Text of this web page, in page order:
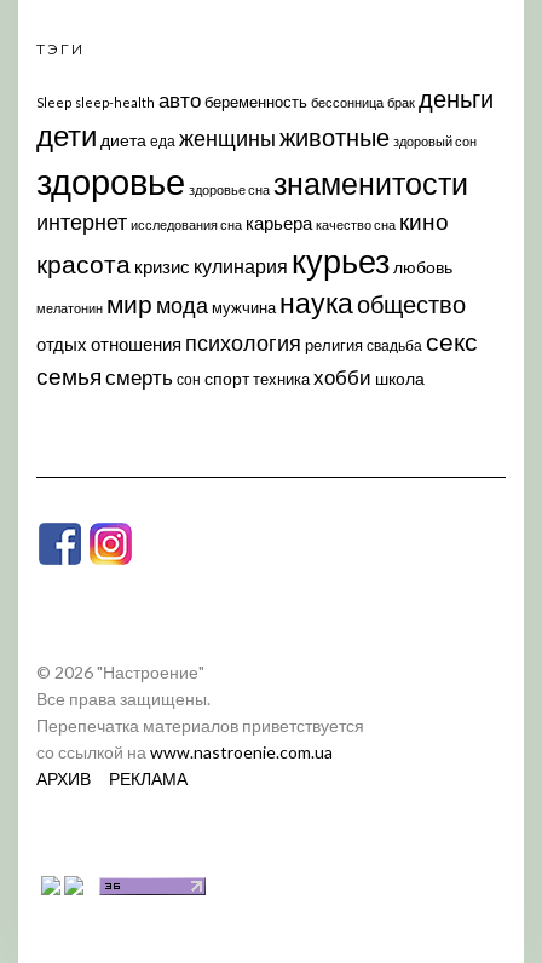
ТЭГИ
Sleep sleep-health автобеременность бессонница брак деньги
дети диета еда женщиныживотные здоровый сон
здоровье здоровье сна знаменитости
интернет исследования сна карьера качество сна кино
красота кризис кулинария курьез любовь
мелатонин мир модамужчина наукаобщество
отдых отношения психология религия свадьба секс
семья смерть сон спорттехникахобби школа
© 2026 "Настроение"
Все права защищены.
Перепечатка материалов приветствуется
со ссылкой на www.nastroenie.com.ua
АРХИВ
РЕКЛАМА